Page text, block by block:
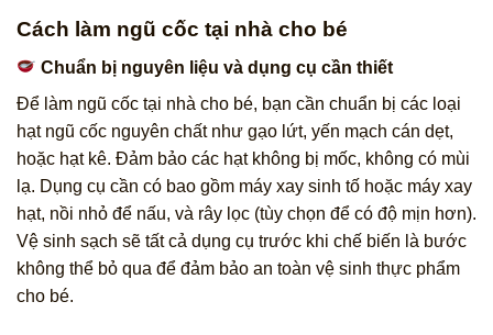
Cách làm ngũ cốc tại nhà cho bé
Chuẩn bị nguyên liệu và dụng cụ cần thiết
Để làm ngũ cốc tại nhà cho bé, bạn cần chuẩn bị các loại
hạt ngũ cốc nguyên chất như gạo lứt, yến mạch cán dẹt,
hoặc hạt kê. Đảm bảo các hạt không bị mốc, không có mùi
lạ. Dụng cụ cần có bao gồm máy xay sinh tố hoặc máy xay
hạt, nồi nhỏ để nấu, và rây lọc (tùy chọn để có độ mịn hơn).
Vệ sinh sạch sẽ tất cả dụng cụ trước khi chế biến là bước
không thể bỏ qua để đảm bảo an toàn vệ sinh thực phẩm
cho bé.